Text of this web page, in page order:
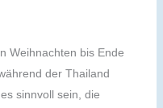
Weihnachten bis Ende
der Thailand
sinnvoll sein, die